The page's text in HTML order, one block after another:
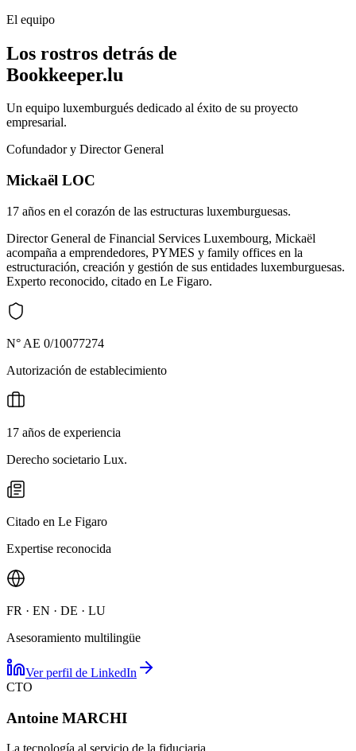
El equipo
Los rostros detrás de
Bookkeeper.lu
Un equipo luxemburgués dedicado al éxito de su proyecto
empresarial.
Cofundador y Director General
Mickaël LOC
17 años en el corazón de las estructuras luxemburguesas.
Director General de Financial Services Luxembourg, Mickaël
acompaña a emprendedores, PYMES y family offices en la
estructuración, creación y gestión de sus entidades luxemburguesas.
Experto reconocido, citado en Le Figaro.
N° AE 0/10077274
Autorización de establecimiento
17 años de experiencia
Derecho societario Lux.
Citado en Le Figaro
Expertise reconocida
FR · EN · DE · LU
Asesoramiento multilingüe
Ver perfil de LinkedIn
CTO
Antoine MARCHI